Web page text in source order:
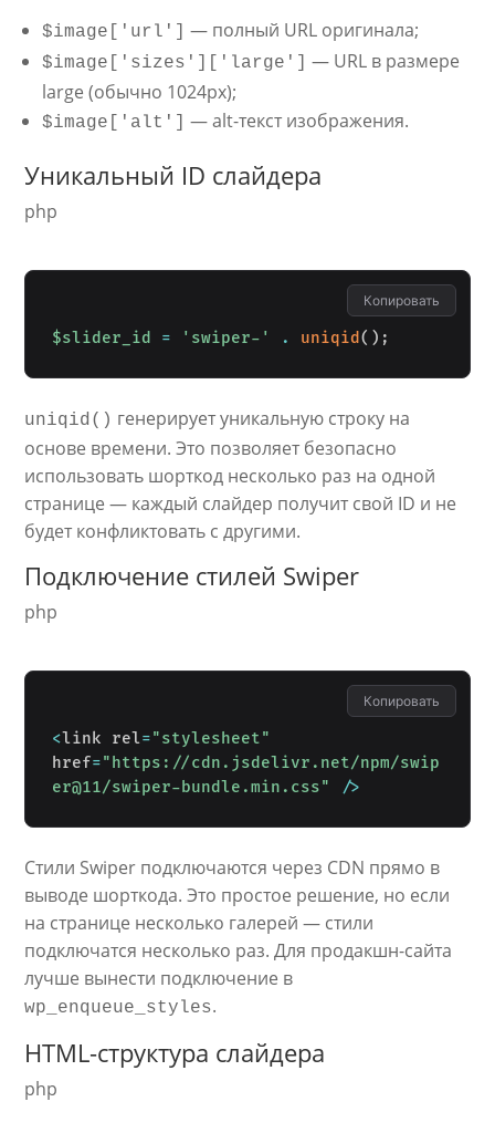
$image['url'] — полный URL оригинала;
$image['sizes']['large']
— URL в размере
large (обычно 1024px);
$image['alt'] — alt-текст изображения.
Уникальный ID слайдера
php
$slider_id = 'swiper-' . uniqid ( ) ;
Копировать
uniqid() генерирует уникальную строку на
основе времени. Это позволяет безопасно
использовать шорткод несколько раз на одной
странице — каждый слайдер получит свой ID и не
будет конфликтовать с другими.
Подключение стилей Swiper
php
<link rel="stylesheet"
href="https://cdn.jsdelivr.net/npm/swip
er@11/swiper-bundle.min.css"
/>
Копировать
Стили Swiper подключаются через CDN прямо в
выводе шорткода. Это простое решение, но если
на странице несколько галерей — стили
подключатся несколько раз. Для продакшн-сайта
лучше вынести подключение в
wp_enqueue_styles.
HTML-структура слайдера
php